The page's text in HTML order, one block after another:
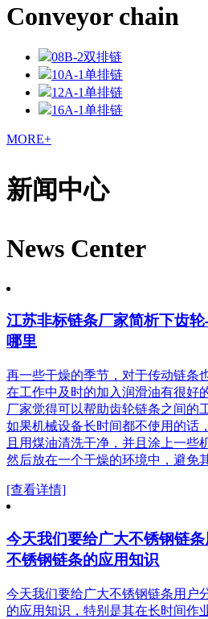
Conveyor chain
08B-2双排链
10A-1单排链
12A-1单排链
16A-1单排链
MORE+
新闻中心
News Center
江苏非标链条厂家简析下齿
哪里
再一些干燥的季节，对于传动链条
在工作中及时的加入润滑油有很好
厂家觉得可以帮助齿轮链条之间的
如果机械设备长时间都不使用的话
且用煤油清洗干净，并且涂上一些
然后放在一个干燥的环境中，避免
[查看详情]
今天我们要给广大不锈钢链
不锈钢链条的应用知识
今天我们要给广大不锈钢链条用户
的应用知识，特别是其在长时间作